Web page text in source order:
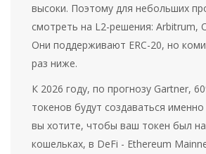
высоки. Поэтому для небольших
смотреть на L2-решения: Arbitrum,
Они поддерживают ERC-20, но
раз ниже.
К 2026 году, по прогнозу Gartner,
токенов будут создаваться
вы хотите, чтобы ваш токен был
кошельках, в DeFi - Ethereum